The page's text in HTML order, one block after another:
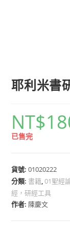
耶利米書
NT$
已售完
貨號:01020222
分類: 書籍,01聖經
經，研經工具
作者: 陳慶文